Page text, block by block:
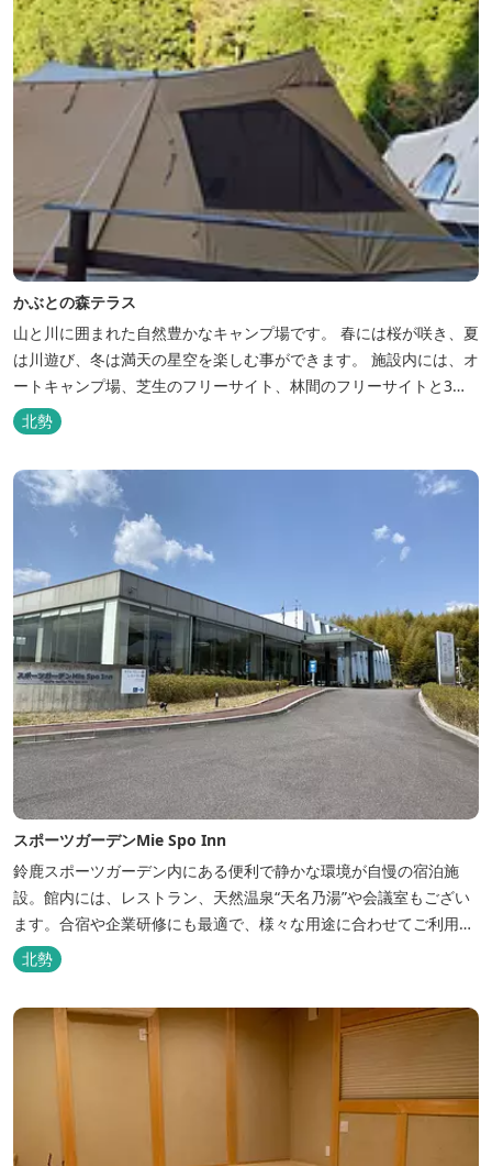
かぶとの森テラス
山と川に囲まれた自然豊かなキャンプ場です。 春には桜が咲き、夏
は川遊び、冬は満天の星空を楽しむ事ができます。 施設内には、オ
ートキャンプ場、芝生のフリーサイト、林間のフリーサイトと3種
類のキャンプ場があり、豊かな自然の中でのんびりとキャンプを楽
しむ事ができます。 テント泊が苦手な方や、小さなお子様連れの方
はコテージがおススメ。 大小合わせて6棟のコテージがあります。
キャン...
北勢
スポーツガーデンMie Spo Inn
鈴鹿スポーツガーデン内にある便利で静かな環境が自慢の宿泊施
設。館内には、レストラン、天然温泉“天名乃湯”や会議室もござい
ます。合宿や企業研修にも最適で、様々な用途に合わせてご利用頂
けます。
北勢